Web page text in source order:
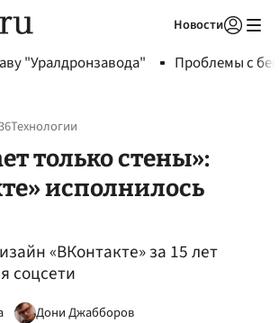
Новости
"Уралдронзавода" Проблемы с
Технологии
только стены»:
исполнилось
«ВКонтакте» за 15 лет
соцсети
Дони Джабборов